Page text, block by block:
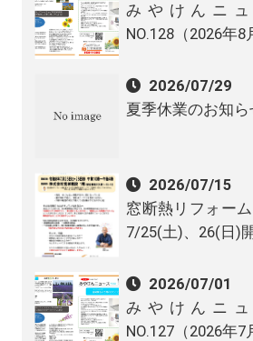
みやけんニ
NO.128（2026年8
2026/07/29
夏季休業のお知ら
2026/07/15
窓断熱リフォー
7/25(土)、26(日)
2026/07/01
みやけんニ
NO.127（2026年7